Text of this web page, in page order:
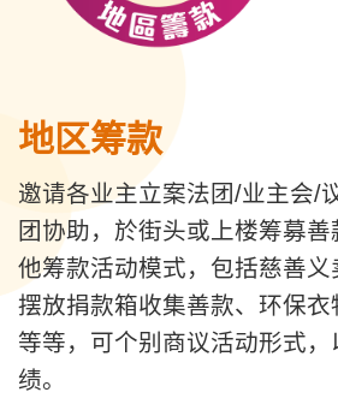
地区筹款
邀请各业主立案法团/业主会/
团协助，於街头或上楼筹募
他筹款活动模式，包括慈善义
摆放捐款箱收集善款、环保
等等，可个别商议活动形式，
绩。